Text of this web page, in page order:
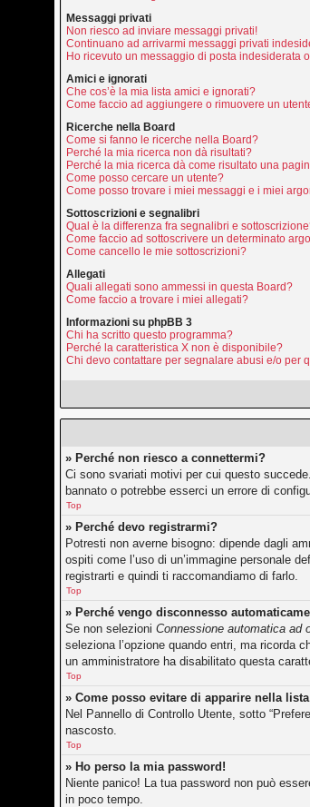
Messaggi privati
Non riesco ad inviare messaggi privati!
Continuano ad arrivarmi messaggi privati
Ho ricevuto un messaggio di posta indesiderata
Amici e ignorati
Che cos’è la mia lista amici e ignorati?
Come faccio ad aggiungere o rimuovere un
Ricerche nella Board
Come si fanno le ricerche nella Board?
Perché la mia ricerca non dà risultati?
Perché la mia ricerca dà come risultato una
Come posso cercare un utente?
Come posso trovare i miei messaggi e i miei
Sottoscrizioni e segnalibri
Qual è la differenza fra segnalibri e
Come faccio ad sottoscrivere un determinato
Come cancello le mie sottoscrizioni?
Allegati
Quali allegati sono ammessi in questa Board?
Come faccio a trovare i miei allegati?
Informazioni su phpBB 3
Chi ha scritto questo programma?
Perché la caratteristica X non è disponibile?
Chi devo contattare per segnalare abusi e/o per
» Perché non riesco a connettermi?
Ci sono svariati motivi per cui questo
bannato o potrebbe esserci un errore di
Top
» Perché devo registrarmi?
Potresti non averne bisogno: dipende dagli
ospiti come l’uso di un’immagine personale
registrarti e quindi ti raccomandiamo di farlo.
Top
» Perché vengo disconnesso
Se non selezioniConnessione automatica ad
seleziona l’opzione quando entri, ma ricorda
un amministratore ha disabilitato questa
Top
» Come posso evitare di apparire nella
Nel Pannello di Controllo Utente, sotto
nascosto.
Top
» Ho perso la mia password!
Niente panico! La tua password non può
in poco tempo.